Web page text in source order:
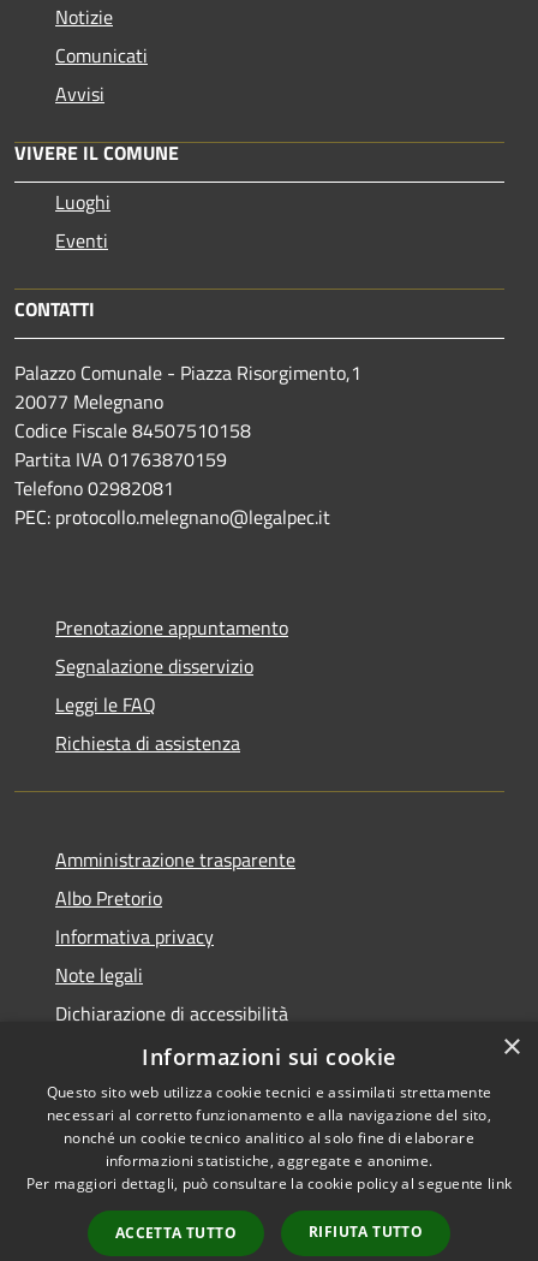
Notizie
Comunicati
Avvisi
VIVERE IL COMUNE
Luoghi
Eventi
CONTATTI
Palazzo Comunale - Piazza Risorgimento,1
20077 Melegnano
Codice Fiscale 84507510158
Partita IVA 01763870159
Telefono 02982081
PEC: protocollo.melegnano@legalpec.it
Prenotazione appuntamento
Segnalazione disservizio
Leggi le FAQ
Richiesta di assistenza
Amministrazione trasparente
Albo Pretorio
Informativa privacy
Note legali
Dichiarazione di accessibilità
Attuazione PNRR
RSS
Accessibilità
Copyright © 2026 • Comune di
Melegnano • Powered by
Municipium•
Accesso
×
Informazioni sui cookie
Questo sito web utilizza cookie tecnici e assimilati strettamente
necessari al corretto funzionamento e alla navigazione del sito,
nonché un cookie tecnico analitico al solo fine di elaborare
informazioni statistiche, aggregate e anonime.
Per maggiori dettagli, può consultare la cookie policy al seguente link
ACCETTA TUTTO RIFIUTA TUTTO